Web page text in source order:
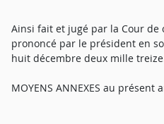
Ainsi fait et jugé par la Cour de
prononcé par le président en
huit décembre deux mille
MOYENS ANNEXES au présent